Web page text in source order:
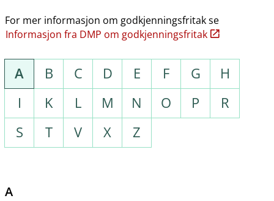
For mer informasjon om godkjenningsfritak se
Informasjon fra DMP om godkjenningsfritak
A B C D E F G
H
I
K L M N O P
R
S
T V X Z
A